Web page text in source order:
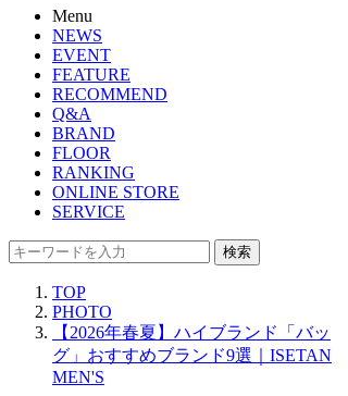
Menu
NEWS
EVENT
FEATURE
RECOMMEND
Q&A
BRAND
FLOOR
RANKING
ONLINE STORE
SERVICE
検索
TOP
PHOTO
【2026年春夏】ハイブランド「バッ
グ」おすすめブランド9選｜ISETAN
MEN'S